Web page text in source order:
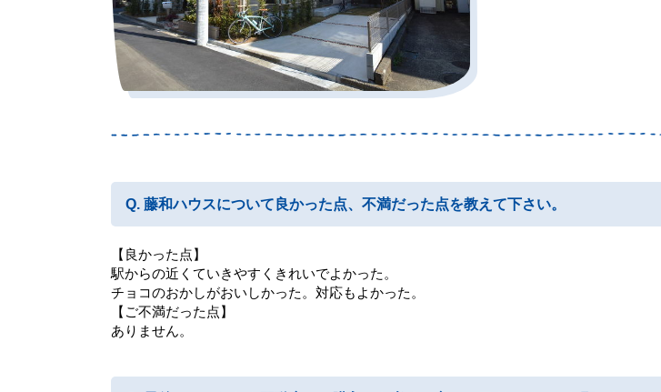
藤和ハウスについて良かった点、不満だった点を教えて下さい。
【良かった点】
駅からの近くていきやすくきれいでよかった。
チョコのおかしがおいしかった。対応もよかった。
【ご不満だった点】
ありません。